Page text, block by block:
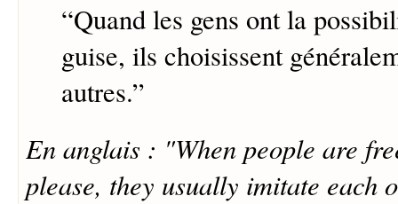
“Quand les gens ont la
guise, ils choisissent
autres.”
En anglais : "When people are
please, they usually imitate each